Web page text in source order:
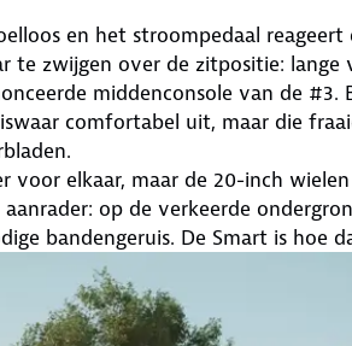
en het stroompedaal
te zwijgen over de zitpositie:
middenconsole van de
comfortabel uit, maar die
elkaar, maar de 20-inch
op de verkeerde
bandengeruis. De Smart is hoe